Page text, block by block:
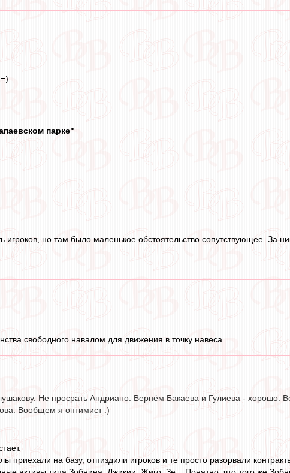
парке"
но там было маленькое обстоятельство сопутствующее. За
свободного навалом для движения в точку навеса.
Не просрать Андриано. Вернём Бакаева и Гулиева - хорошо.
Вообщем я оптимист :)
приехали на базу, отпиздили игроков и те просто разорвали